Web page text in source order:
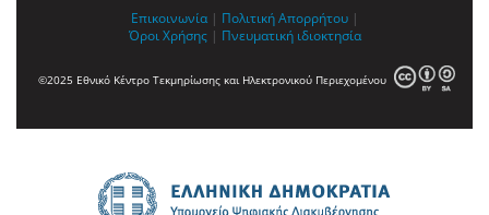
Επικοινωνία | Πολιτική Απορρήτου |
Όροι Χρήσης | Πνευματική ιδιοκτησία
©2025 Εθνικό Κέντρο Τεκμηρίωσης και Ηλεκτρονικού Περιεχομένου